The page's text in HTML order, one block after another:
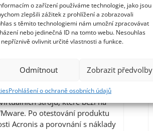
o zařízení používáme technologie, jako jsou
zlepšili zážitek z prohlížení a zobrazovali
s těmito technologiemi nám umožní zpracovávat
nebo jedinečná ID na tomto webu. Nesouhlas
ovlivnit určité vlastnosti a funkce.
Odmítnout Zobrazit předvolby
Prohlášení o ochraně osobních údajů
na Acronis
Advanced
informačního
společnost vyřešit
strojů, které běží na
Po otestování produktu
Acronis a porovnání s náklady